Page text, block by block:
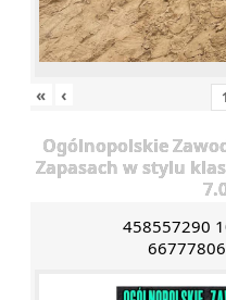
« ‹
Ogólnopolskie
Zapasach w stylu
458557290